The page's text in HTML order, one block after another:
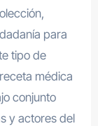
para
tipo de
médica
conjunto
y actores del